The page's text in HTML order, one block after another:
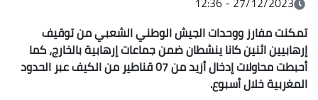
تمكنت مفارز ووحدات الجيش الوطني الشعبي من توقيف
إرهابيين اثنين كانا ينشطان ضمن جماعات إرهابية بالخارج، كما
أحبطت محاولات إدخال أزيد من 07 قناطير من الكيف عبر الحدود
المغربية خلال أسبوع.